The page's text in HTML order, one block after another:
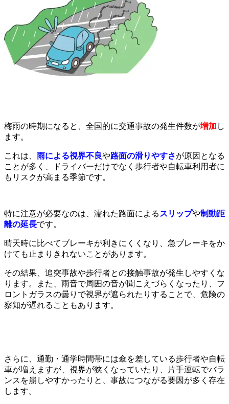
梅雨の時期になると、全国的に交通事故の発生件数が増加 し
ます。
これは、 雨による視界不良や路面の滑りやすさが原因となる
ことが多く、ドライバーだけでなく歩行者や自転車利用者に
もリスクが高まる季節です。
特に注意が必要なのは、濡れた路面による スリップや制動距
離の延長です。
晴天時に比べてブレーキが利きにくくなり、急ブレーキをか
けても止まりきれないことがあります。
その結果、追突事故や歩行者との接触事故が発生しやすくな
ります。また、雨音で周囲の音が聞こえづらくなったり、フ
ロントガラスの曇りで視界が遮られたりすることで、危険の
察知が遅れることもあります。
さらに、通勤・通学時間帯には傘を差している歩行者や自転
車が増えますが、視界が狭くなっていたり、片手運転でバラ
ンスを崩しやすかったりと、事故につながる要因が多く存在
します。